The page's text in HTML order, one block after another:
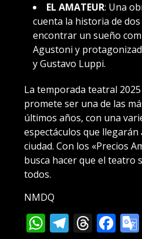
EL AMATEUR: Una
cuenta la historia de
encontrar un sueño
Agustoni y
y Gustavo Luppi.
La temporada teatral
promete ser una de las
últimos años, con una
espectáculos que
ciudad. Con los «Precios
busca hacer que el teatro
todos.
NMDQ
WhatsApp